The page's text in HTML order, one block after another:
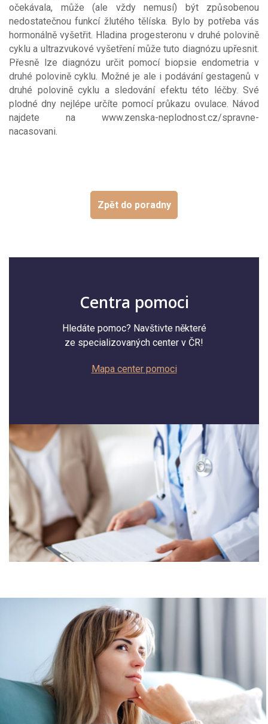
očekávala, může (ale vždy nemusí) být způsobenou
nedostatečnou funkcí žlutého tělíska. Bylo by potřeba vás
hormonálně vyšetřit. Hladina progesteronu v druhé polovině
cyklu a ultrazvukové vyšetření může tuto diagnózu upřesnit.
Přesně lze diagnózu určit pomocí biopsie endometria v
druhé polovině cyklu. Možné je ale i podávání gestagenů v
druhé polovině cyklu a sledování efektu této léčby. Své
plodné dny nejlépe určíte pomocí průkazu ovulace. Návod
najdete na www.zenska-neplodnost.cz/spravne-
nacasovani.
Zpět do poradny
Centra pomoci
Hledáte pomoc? Navštivte některé
ze specializovaných center v ČR!
Mapa center pomoci